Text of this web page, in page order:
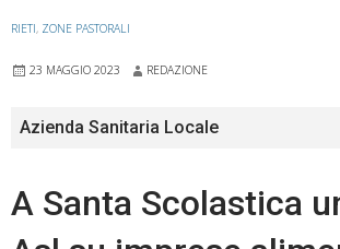
RIETI, ZONE PASTORALI
23 MAGGIO 2023 REDAZIONE
Azienda Sanitaria Locale
A Santa Scolastica